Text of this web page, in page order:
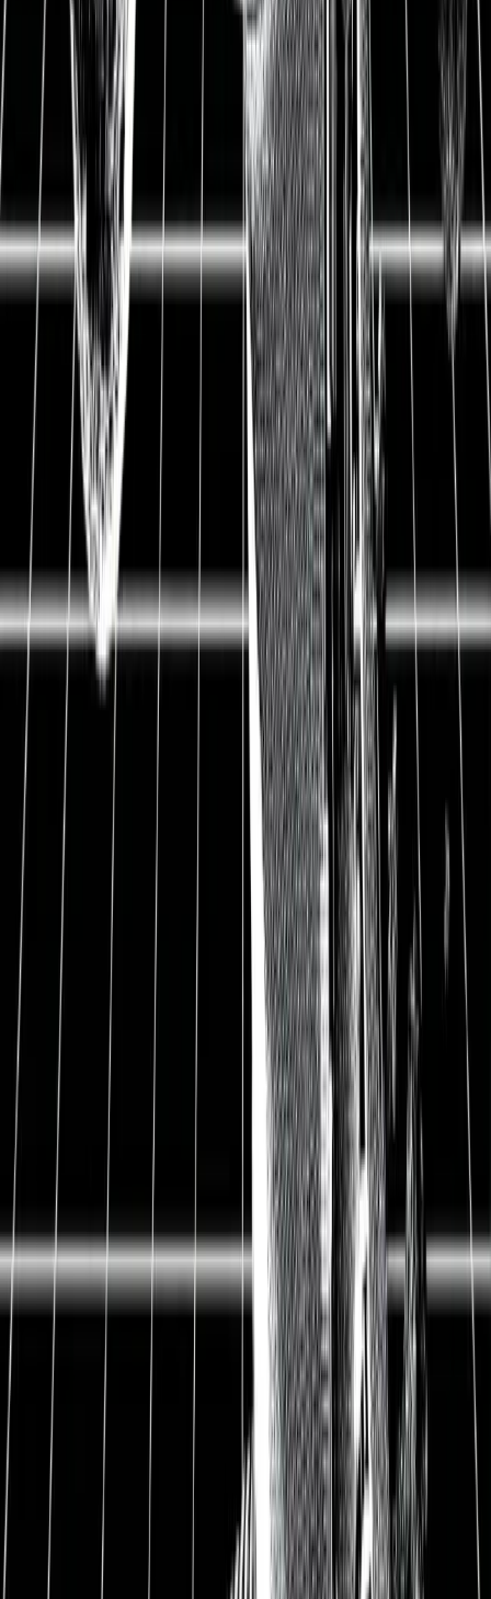
▲ Die Datagroup ist das deutsche IT-Systemhaus, das
sich auf die Cloud und die größte Kundenzufriedenheit
konzentriert. Systemhäuser verkaufen nicht nur
Software oder Hardware, sondern bieten einen All-In-
One Service an: Sie sind der verlässliche IT-Partner
von Mittelständlern. Das Unternehmen kümmert sich
um Entwicklung, Integration und Wartung von
einsatzbereiter Software und Hardware. Besonders
fokussiert es sich dabei auf Cloud-Dienstleistungen
und langfristige Beziehungen mit den Kunden.
Zusätzlich dazu wächst das Unternehmen nicht nur
organisch, sondern akquiriert weitere Unternehmen,
die das Wachstum anschieben. Mit Datagroup
profitieren wir von der rapiden Digitalisierung
Deutschlands, die von Corona noch mehr
vorangetrieben wird. Gerade das finde ich für
Deutschland und uns Investoren besonders wertvoll:
Wir profitieren einerseits von den Kursgewinnen mit
Datagroup und gleichzeitig auch im täglichen Leben,
weil der technologische Fortschritt in Deutschland
vorankommt. Ab wann Datagroup kaufenswert ist und
welche Rendite du bei welchem Einstiegskurs
erwarten kannst, das erklären wir in dieser Datagroup
Aktienanalyse.
Aktienanalyse Datagroup
Hauptsitz
Pliezhausen (bei Stuttgart),
Deutschland
ISIN
DE000A0JC8S7
AlleAktien Quantitativ
Datagroup
WKN
A0JC8S
Preis
55 EUR
Ausstehende Aktien
8,3 Mio.
Marktkapitalisierung
458 Mio. EUR
Nettoverschuldung
84 Mio. EUR
Enterprise Value
542 Mio. EUR
Free Cash Flow-
Rendite 2020
Dividendenrendite
Datum
31.07.2020
1 Datagroup profitiert vom IT-
Outsourcing in Deutschland
Digitalisierung in Deutschland: Die
Digitalisierung schreitet in allen Lebensbereichen
voran. Dank Corona noch mehr. Davon profitiert
auch Datagroup jetzt spürbar: Bei immer mehr
Kunden (Großbanken, Regierungsorganisationen,
Supermärkten und Mittelständlern) setzt
Datagroup Software auf, entwickelt Software im